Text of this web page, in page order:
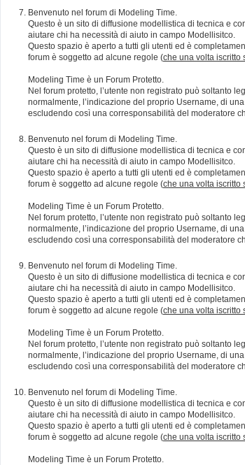
Benvenuto nel forum di Modeling Time.
Questo è un sito di diffusione modellistica di tecnica e
aiutare chi ha necessità di aiuto in campo Modellisitco.
Questo spazio è aperto a tutti gli utenti ed è
forum è soggetto ad alcune regole (che una volta iscritto
Modeling Time è un Forum Protetto.
Nel forum protetto, l’utente non registrato può soltanto
normalmente, l’indicazione del proprio Username, di
escludendo così una corresponsabilità del moderatore
Benvenuto nel forum di Modeling Time.
Questo è un sito di diffusione modellistica di tecnica e
aiutare chi ha necessità di aiuto in campo Modellisitco.
Questo spazio è aperto a tutti gli utenti ed è
forum è soggetto ad alcune regole (che una volta iscritto
Modeling Time è un Forum Protetto.
Nel forum protetto, l’utente non registrato può soltanto
normalmente, l’indicazione del proprio Username, di
escludendo così una corresponsabilità del moderatore
Benvenuto nel forum di Modeling Time.
Questo è un sito di diffusione modellistica di tecnica e
aiutare chi ha necessità di aiuto in campo Modellisitco.
Questo spazio è aperto a tutti gli utenti ed è
forum è soggetto ad alcune regole (che una volta iscritto
Modeling Time è un Forum Protetto.
Nel forum protetto, l’utente non registrato può soltanto
normalmente, l’indicazione del proprio Username, di
escludendo così una corresponsabilità del moderatore
Benvenuto nel forum di Modeling Time.
Questo è un sito di diffusione modellistica di tecnica e
aiutare chi ha necessità di aiuto in campo Modellisitco.
Questo spazio è aperto a tutti gli utenti ed è
forum è soggetto ad alcune regole (che una volta iscritto
Modeling Time è un Forum Protetto.